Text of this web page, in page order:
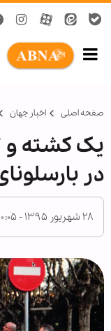
صفحه اصلی اخبار جهان
در
۲۸ شهریور ۱۳۹۵ - ۱۰:۰۵